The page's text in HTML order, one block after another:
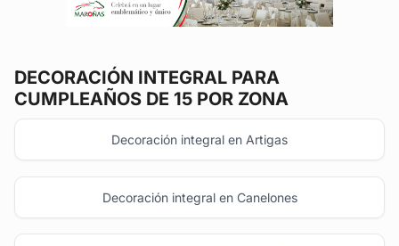
DECORACIÓN INTEGRAL PARA
CUMPLEAÑOS DE 15 POR ZONA
Decoración integral en Artigas
Decoración integral en Canelones